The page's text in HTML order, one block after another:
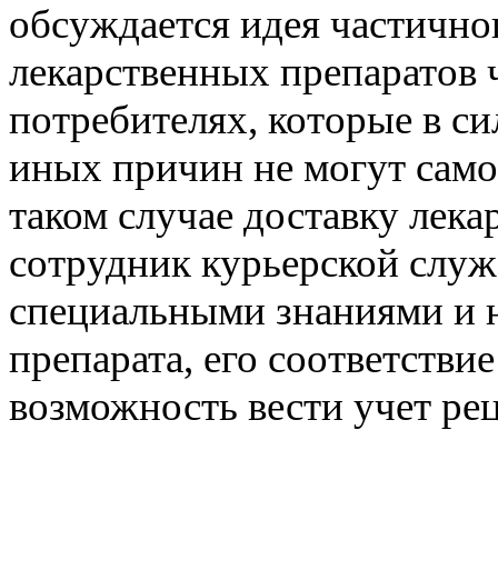
обсуждается идея
лекарственных препаратов
потребителях, которые в
иных причин не могут
таком случае доставку
сотрудник курьерской
специальными знаниями и
препарата, его
возможность вести учет